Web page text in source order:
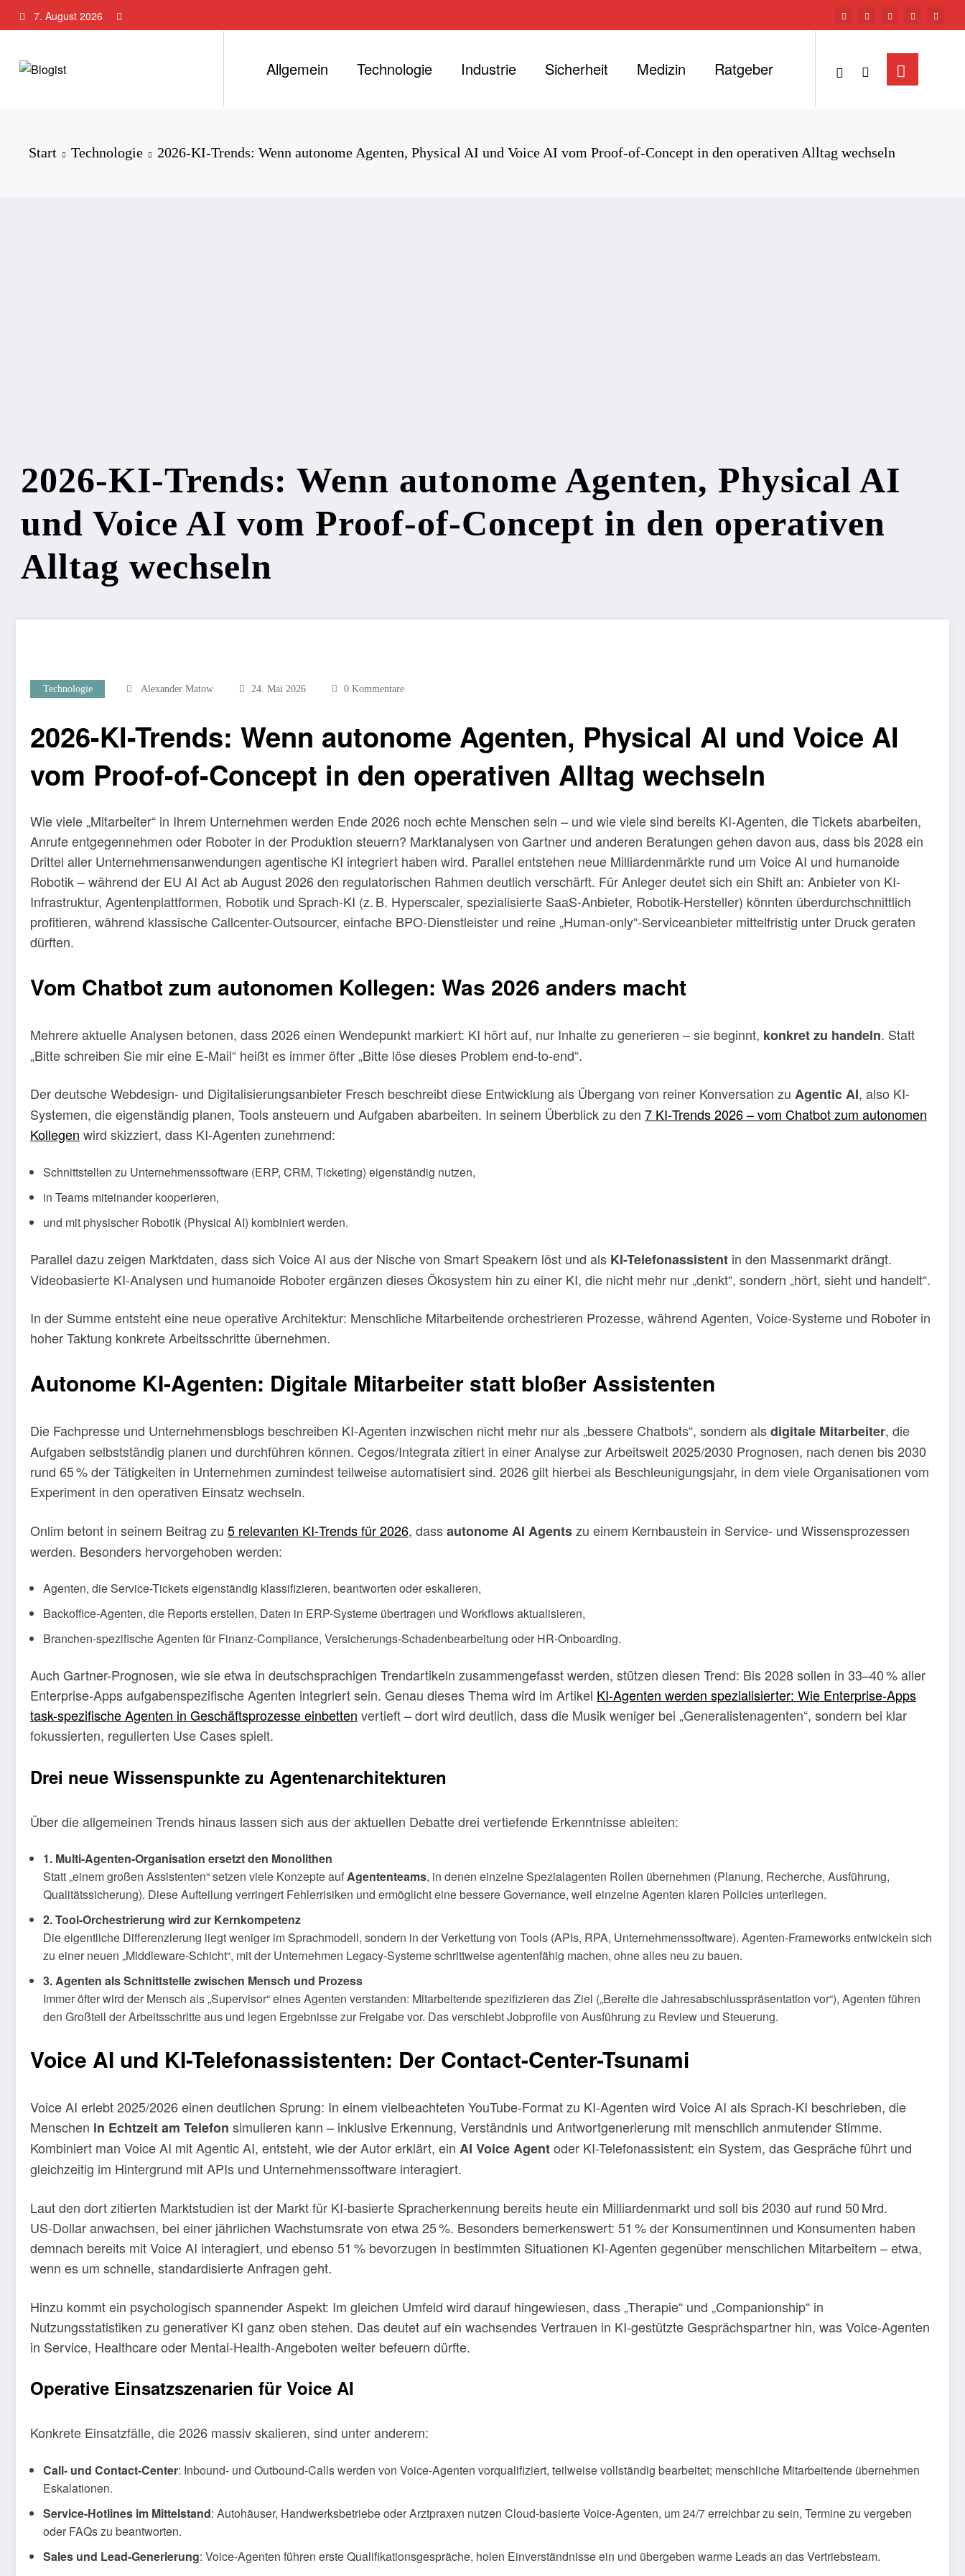
Inhalt
7. August 2026
Allgemein Technologie Industrie Sicherheit Medizin Ratgeber
Start Technologie 2026-KI-Trends: Wenn autonome Agenten, Physical AI und Voice AI vom Proof-of-Concept in den operativen Alltag wechseln
2026-KI-Trends: Wenn autonome Agenten, Physical AI
und Voice AI vom Proof-of-Concept in den operativen
Alltag wechseln
Technologie Alexander Matow 24. Mai 2026 0 Kommentare
2026-KI-Trends: Wenn autonome Agenten, Physical AI und Voice AI
vom Proof-of-Concept in den operativen Alltag wechseln
Wie viele „Mitarbeiter“ in Ihrem Unternehmen werden Ende 2026 noch echte Menschen sein – und wie viele sind bereits KI-Agenten, die Tickets abarbeiten,
Anrufe entgegennehmen oder Roboter in der Produktion steuern? Marktanalysen von Gartner und anderen Beratungen gehen davon aus, dass bis 2028 ein
Drittel aller Unternehmensanwendungen agentische KI integriert haben wird. Parallel entstehen neue Milliardenmärkte rund um Voice AI und humanoide
Robotik – während der EU AI Act ab August 2026 den regulatorischen Rahmen deutlich verschärft. Für Anleger deutet sich ein Shift an: Anbieter von KI-
Infrastruktur, Agentenplattformen, Robotik und Sprach-KI (z. B. Hyperscaler, spezialisierte SaaS-Anbieter, Robotik-Hersteller) könnten überdurchschnittlich
profitieren, während klassische Callcenter-Outsourcer, einfache BPO-Dienstleister und reine „Human-only“-Serviceanbieter mittelfristig unter Druck geraten
dürften.
Vom Chatbot zum autonomen Kollegen: Was 2026 anders macht
Mehrere aktuelle Analysen betonen, dass 2026 einen Wendepunkt markiert: KI hört auf, nur Inhalte zu generieren – sie beginnt, konkret zu handeln. Statt
„Bitte schreiben Sie mir eine E-Mail“ heißt es immer öfter „Bitte löse dieses Problem end-to-end“.
Der deutsche Webdesign- und Digitalisierungsanbieter Fresch beschreibt diese Entwicklung als Übergang von reiner Konversation zu Agentic AI, also KI-
Systemen, die eigenständig planen, Tools ansteuern und Aufgaben abarbeiten. In seinem Überblick zu den 7 KI‑Trends 2026 – vom Chatbot zum autonomen
Kollegen wird skizziert, dass KI-Agenten zunehmend:
Schnittstellen zu Unternehmenssoftware (ERP, CRM, Ticketing) eigenständig nutzen,
in Teams miteinander kooperieren,
und mit physischer Robotik (Physical AI) kombiniert werden.
Parallel dazu zeigen Marktdaten, dass sich Voice AI aus der Nische von Smart Speakern löst und als KI-Telefonassistent in den Massenmarkt drängt.
Videobasierte KI-Analysen und humanoide Roboter ergänzen dieses Ökosystem hin zu einer KI, die nicht mehr nur „denkt“, sondern „hört, sieht und handelt“.
In der Summe entsteht eine neue operative Architektur: Menschliche Mitarbeitende orchestrieren Prozesse, während Agenten, Voice-Systeme und Roboter in
hoher Taktung konkrete Arbeitsschritte übernehmen.
Autonome KI-Agenten: Digitale Mitarbeiter statt bloßer Assistenten
Die Fachpresse und Unternehmensblogs beschreiben KI-Agenten inzwischen nicht mehr nur als „bessere Chatbots“, sondern alsdigitale Mitarbeiter, die
Aufgaben selbstständig planen und durchführen können. Cegos/Integrata zitiert in einer Analyse zur Arbeitswelt 2025/2030 Prognosen, nach denen bis 2030
rund 65 % der Tätigkeiten in Unternehmen zumindest teilweise automatisiert sind. 2026 gilt hierbei als Beschleunigungsjahr, in dem viele Organisationen vom
Experiment in den operativen Einsatz wechseln.
Onlim betont in seinem Beitrag zu 5 relevanten KI‑Trends für 2026, dassautonome AI Agentszu einem Kernbaustein in Service- und Wissensprozessen
werden. Besonders hervorgehoben werden:
Agenten, die Service-Tickets eigenständig klassifizieren, beantworten oder eskalieren,
Backoffice-Agenten, die Reports erstellen, Daten in ERP-Systeme übertragen und Workflows aktualisieren,
Branchen-spezifische Agenten für Finanz-Compliance, Versicherungs-Schadenbearbeitung oder HR-Onboarding.
Auch Gartner-Prognosen, wie sie etwa in deutschsprachigen Trendartikeln zusammengefasst werden, stützen diesen Trend: Bis 2028 sollen in 33–40 % aller
Enterprise-Apps aufgabenspezifische Agenten integriert sein. Genau dieses Thema wird im Artikel KI-Agenten werden spezialisierter: Wie Enterprise-Apps
task-spezifische Agenten in Geschäftsprozesse einbetten vertieft – dort wird deutlich, dass die Musik weniger bei „Generalistenagenten“, sondern bei klar
fokussierten, regulierten Use Cases spielt.
Drei neue Wissenspunkte zu Agentenarchitekturen
Über die allgemeinen Trends hinaus lassen sich aus der aktuellen Debatte drei vertiefende Erkenntnisse ableiten:
1. Multi-Agenten-Organisation ersetzt den Monolithen
Statt „einem großen Assistenten“ setzen viele Konzepte aufAgententeams, in denen einzelne Spezialagenten Rollen übernehmen (Planung, Recherche, Ausführung,
Qualitätssicherung). Diese Aufteilung verringert Fehlerrisiken und ermöglicht eine bessere Governance, weil einzelne Agenten klaren Policies unterliegen.
2. Tool-Orchestrierung wird zur Kernkompetenz
Die eigentliche Differenzierung liegt weniger im Sprachmodell, sondern in der Verkettung von Tools (APIs, RPA, Unternehmenssoftware). Agenten-Frameworks entwickeln sich
zu einer neuen „Middleware-Schicht“, mit der Unternehmen Legacy-Systeme schrittweise agentenfähig machen, ohne alles neu zu bauen.
3. Agenten als Schnittstelle zwischen Mensch und Prozess
Immer öfter wird der Mensch als „Supervisor“ eines Agenten verstanden: Mitarbeitende spezifizieren das Ziel („Bereite die Jahresabschlusspräsentation vor“), Agenten führen
den Großteil der Arbeitsschritte aus und legen Ergebnisse zur Freigabe vor. Das verschiebt Jobprofile von Ausführung zu Review und Steuerung.
Voice AI und KI-Telefonassistenten: Der Contact-Center-Tsunami
Voice AI erlebt 2025/2026 einen deutlichen Sprung: In einem vielbeachteten YouTube-Format zu KI-Agenten wird Voice AI als Sprach-KI beschrieben, die
Menschen in Echtzeit am Telefon simulieren kann – inklusive Erkennung, Verständnis und Antwortgenerierung mit menschlich anmutender Stimme.
Kombiniert man Voice AI mit Agentic AI, entsteht, wie der Autor erklärt, ein AI Voice Agentoder KI-Telefonassistent: ein System, das Gespräche führt und
gleichzeitig im Hintergrund mit APIs und Unternehmenssoftware interagiert.
Laut den dort zitierten Marktstudien ist der Markt für KI-basierte Spracherkennung bereits heute ein Milliardenmarkt und soll bis 2030 auf rund 50 Mrd.
US‑Dollar anwachsen, bei einer jährlichen Wachstumsrate von etwa 25 %. Besonders bemerkenswert: 51 % der Konsumentinnen und Konsumenten haben
demnach bereits mit Voice AI interagiert, und ebenso 51 % bevorzugen in bestimmten Situationen KI-Agenten gegenüber menschlichen Mitarbeitern – etwa,
wenn es um schnelle, standardisierte Anfragen geht.
Hinzu kommt ein psychologisch spannender Aspekt: Im gleichen Umfeld wird darauf hingewiesen, dass „Therapie“ und „Companionship“ in
Nutzungsstatistiken zu generativer KI ganz oben stehen. Das deutet auf ein wachsendes Vertrauen in KI-gestützte Gesprächspartner hin, was Voice-Agenten
in Service, Healthcare oder Mental-Health-Angeboten weiter befeuern dürfte.
Operative Einsatzszenarien für Voice AI
Konkrete Einsatzfälle, die 2026 massiv skalieren, sind unter anderem:
Call- und Contact-Center: Inbound- und Outbound-Calls werden von Voice-Agenten vorqualifiziert, teilweise vollständig bearbeitet; menschliche Mitarbeitende übernehmen
Eskalationen.
Service-Hotlines im Mittelstand: Autohäuser, Handwerksbetriebe oder Arztpraxen nutzen Cloud-basierte Voice-Agenten, um 24/7 erreichbar zu sein, Termine zu vergeben
oder FAQs zu beantworten.
Sales und Lead-Generierung: Voice-Agenten führen erste Qualifikationsgespräche, holen Einverständnisse ein und übergeben warme Leads an das Vertriebsteam.